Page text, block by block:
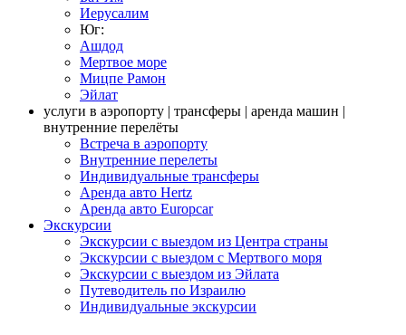
Иерусалим
Юг:
Ашдод
Мертвое море
Мицпе Рамон
Эйлат
услуги в аэропорту | трансферы | аренда машин |
внутренние перелёты
Встреча в аэропорту
Внутренние перелеты
Индивидуальные трансферы
Аренда авто Hertz
Аренда авто Europcar
Экскурсии
Экскурсии с выездом из Центра страны
Экскурсии с выездом c Мертвого моря
Экскурсии с выездом из Эйлата
Путеводитель по Израилю
Индивидуальные экскурсии